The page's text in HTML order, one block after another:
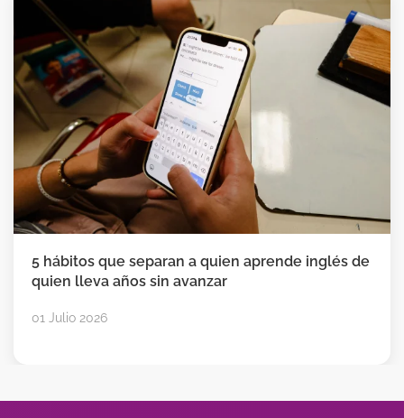
5 hábitos que separan a quien aprende inglés de
quien lleva años sin avanzar
01 Julio 2026